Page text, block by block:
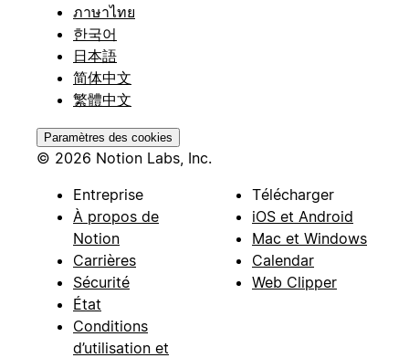
ภาษาไทย
한국어
日本語
简体中文
繁體中文
Paramètres des cookies
© 2026 Notion Labs, Inc.
Entreprise
À propos de
Notion
Carrières
Sécurité
État
Conditions
d’utilisation et
Télécharger
iOS et Android
Mac et Windows
Calendar
Web Clipper